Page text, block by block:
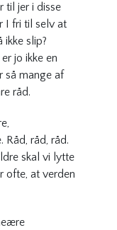
til jer i disse
I fri til selv at
slip?
jo ikke en
så mange af
råd.
Råd, råd, råd.
skal vi lytte
ofte, at verden